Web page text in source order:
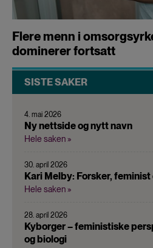
Flere menn i
dominerer fortsatt
SISTE SAKER
4. mai 2026
Ny nettside og nytt navn
Hele saken »
30. april 2026
Kari Melby: Forsker,
Hele saken »
28. april 2026
Kyborger – feministiske
og biologi